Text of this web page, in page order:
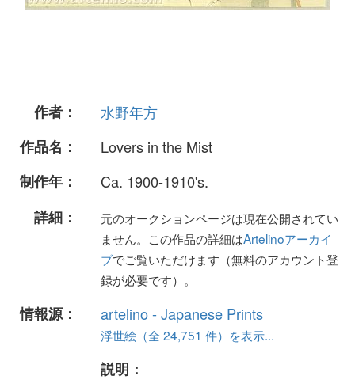
作者：
水野年方
作品名：
Lovers in the Mist
制作年：
Ca. 1900-1910's.
詳細：
元のオークションページは現在公開されてい
ません。この作品の詳細はArtelinoアーカイ
ブでご覧いただけます（無料のアカウント登
録が必要です）。
情報源： artelino - Japanese Prints
浮世絵（全 24,751 件）を表示...
説明：